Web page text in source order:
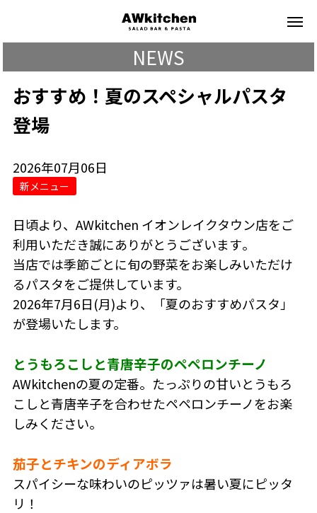
NEWS
おすすめ！夏のスペシャルパスタ
登場
2026年07月06日
新メニュー
日頃より、AWkitchen イオンレイクタウン店をご
利用いただき誠にありがとうございます。
当店では季節ごとに旬の野菜をお楽しみいただけ
るパスタをご提供しています。
2026年7月6日(月)より、「夏のおすすめパスタ」
が登場いたします。
とうもろこしと青唐辛子のペペロンチーノ
AWkitchenの夏の定番。たっぷりの甘いとうもろ
こしと青唐辛子を合わせたペペロンチーノをお楽
しみください。
茄子とチキンのディアボラ
スパイシーな味わいのピッツァは暑い夏にピッタ
リ！